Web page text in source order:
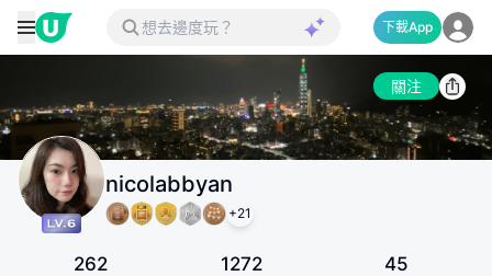
下載App
關注
nicolabbyan
+21
262 1272 45